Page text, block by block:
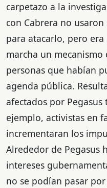
carpetazo a la
con Cabrera no
para atacarlo, pero
marcha un mecanismo
personas que habían
agenda pública.
afectados por
ejemplo, activistas en
incrementaran los
Alrededor de Pegasus
intereses
no se podían pasar